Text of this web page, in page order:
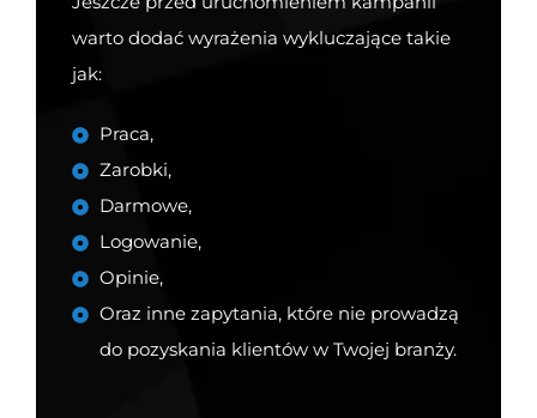
warto dodać wyrażenia wykluczające takie
jak:
Praca,
Zarobki,
Darmowe,
Logowanie,
Opinie,
Oraz inne zapytania, które nie prowadzą
do pozyskania klientów w Twojej branży.